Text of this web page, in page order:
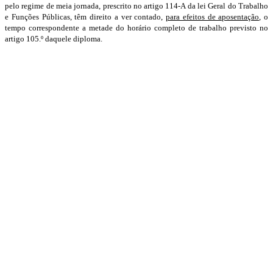
pelo regime de meia jornada, prescrito no artigo 114-A da lei Geral do Trabalho
e Funções Públicas, têm direito a ver contado, para efeitos de aposentação , o
tempo correspondente a metade do horário completo de trabalho previsto no
artigo 105.º daquele diploma.